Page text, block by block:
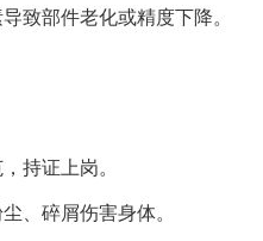
致部件老化或精度下降。
持证上岗。
、碎屑伤害身体。